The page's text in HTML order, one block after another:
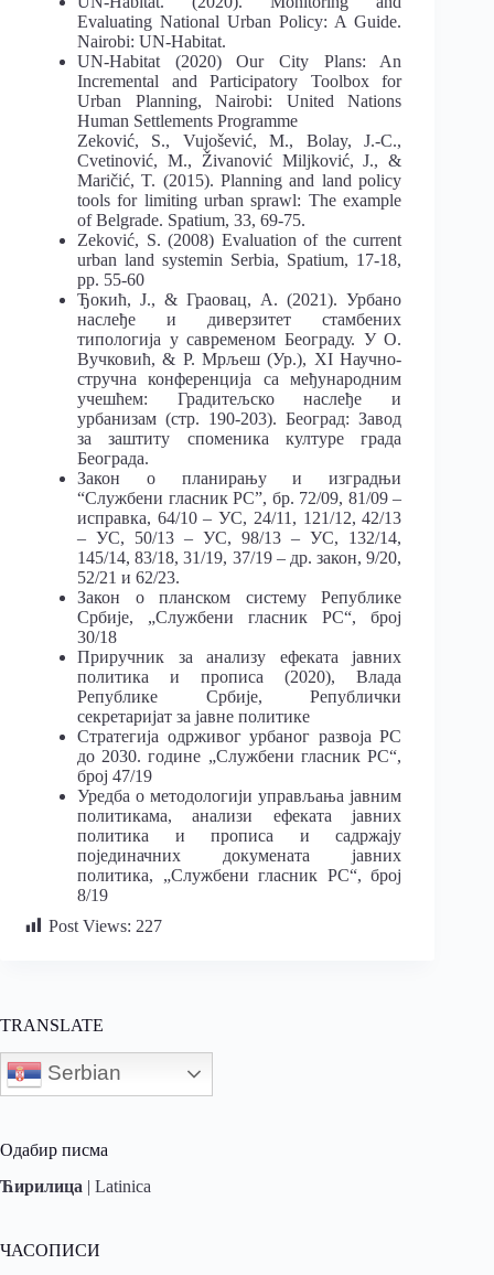
Evaluating National Urban Policy: A Guide.
Nairobi: UN-Habitat.
UN-Habitat (2020) Our City Plans: An
Incremental and Participatory Toolbox for
Urban Planning, Nairobi: United Nations
Human Settlements Programme
Zeković, S., Vujošević, M., Bolay, J.-C.,
Cvetinović, M., Živanović Miljković, J., &
Maričić, T. (2015). Planning and land policy
tools for limiting urban sprawl: The example
of Belgrade. Spatium, 33, 69-75.
Zeković, S. (2008) Evaluation of the current
urban land systemin Serbia, Spatium, 17-18,
pp. 55-60
Ђокић, Ј., & Граовац, А. (2021). Урбано
наслеђе и диверзитет стамбених
типологија у савременом Београду. У О.
Вучковић, & Р. Мрљеш (Ур.), XI Научно-
стручна конференција са међународним
учешћем: Градитељско наслеђе и
урбанизам (стр. 190-203). Београд: Завод
за заштиту споменика културе града
Београда.
Закон о планирању и изградњи
“Службени гласник РС”, бр. 72/09, 81/09 –
исправка, 64/10 – УС, 24/11, 121/12, 42/13
– УС, 50/13 – УС, 98/13 – УС, 132/14,
145/14, 83/18, 31/19, 37/19 – др. закон, 9/20,
52/21 и 62/23.
Закон о планском систему Републике
Србије, „Службени гласник РС“, број
30/18
Приручник за анализу ефеката јавних
политика и прописа (2020), Влада
Републике Србије, Републички
секретаријат за јавне политике
Стратегија одрживог урбаног развоја РС
до 2030. године „Службени гласник РС“,
број 47/19
Уредба о методологији управљањa јавним
политикама, анализи ефеката јавних
политика и прописа и садржају
појединачних докумената јавних
политика, „Службени гласник РС“, број
8/19
Post Views: 227
TRANSLATE
Serbian
Одабир писма
Ћирилица | Latinica
ЧАСОПИСИ